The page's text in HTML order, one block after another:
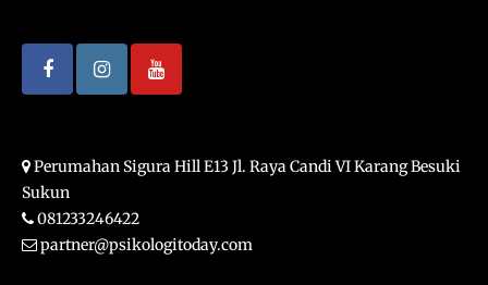
Perumahan Sigura Hill E13 Jl. Raya Candi VI Karang Besuki
Sukun
081233246422
partner@psikologitoday.com